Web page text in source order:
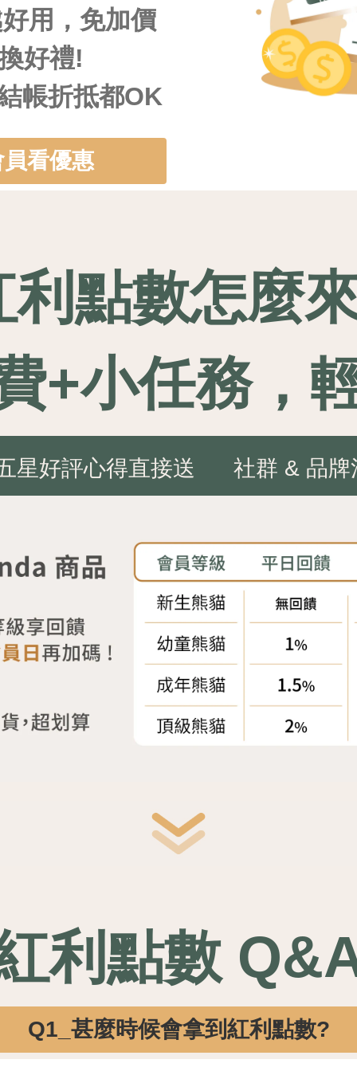
用，免加價
好禮!
帳折抵都OK
看優惠
利點數怎麼
+小任務，
星好評心得直接送 社群 & 品牌
利點數
Q1_甚麼時候會拿到紅利點數?